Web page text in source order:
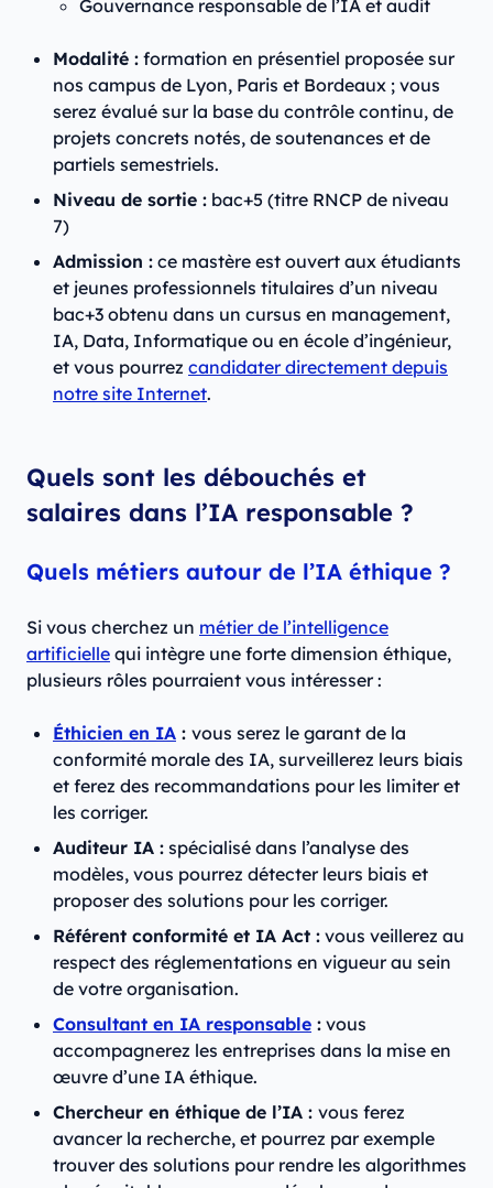
Gouvernance responsable de l’IA et audit
Modalité : formation en présentiel proposée sur
nos campus de Lyon, Paris et Bordeaux ; vous
serez évalué sur la base du contrôle continu, de
projets concrets notés, de soutenances et de
partiels semestriels.
Niveau de sortie : bac+5 (titre RNCP de niveau
7)
Admission : ce mastère est ouvert aux étudiants
et jeunes professionnels titulaires d’un niveau
bac+3 obtenu dans un cursus en management,
IA, Data, Informatique ou en école d’ingénieur,
et vous pourrez candidater directement depuis
notre site Internet.
Quels sont les débouchés et
salaires dans l’IA responsable ?
Quels métiers autour de l’IA éthique ?
Si vous cherchez un métier de l’intelligence
artificielle qui intègre une forte dimension éthique,
plusieurs rôles pourraient vous intéresser :
Éthicien en IA : vous serez le garant de la
conformité morale des IA, surveillerez leurs biais
et ferez des recommandations pour les limiter et
les corriger.
Auditeur IA : spécialisé dans l’analyse des
modèles, vous pourrez détecter leurs biais et
proposer des solutions pour les corriger.
Référent conformité et IA Act : vous veillerez au
respect des réglementations en vigueur au sein
de votre organisation.
Consultant en IA responsable : vous
accompagnerez les entreprises dans la mise en
œuvre d’une IA éthique.
Chercheur en éthique de l’IA : vous ferez
avancer la recherche, et pourrez par exemple
trouver des solutions pour rendre les algorithmes